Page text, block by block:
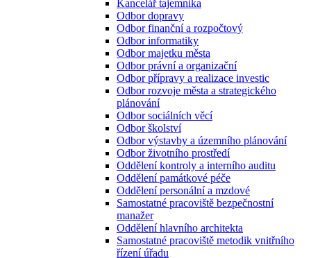
Kancelář tajemníka
Odbor dopravy
Odbor finanční a rozpočtový
Odbor informatiky
Odbor majetku města
Odbor právní a organizační
Odbor přípravy a realizace investic
Odbor rozvoje města a strategického
plánování
Odbor sociálních věcí
Odbor školství
Odbor výstavby a územního plánování
Odbor životního prostředí
Oddělení kontroly a interního auditu
Oddělení památkové péče
Oddělení personální a mzdové
Samostatné pracoviště bezpečnostní
manažer
Oddělení hlavního architekta
Samostatné pracoviště metodik vnitřního
řízení úřadu